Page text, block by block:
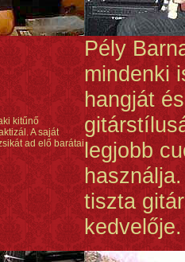
kitűnő
A saját
ad elő barátai
Pély
mindenki
hangját
legjobb
tiszta
kedvelője.